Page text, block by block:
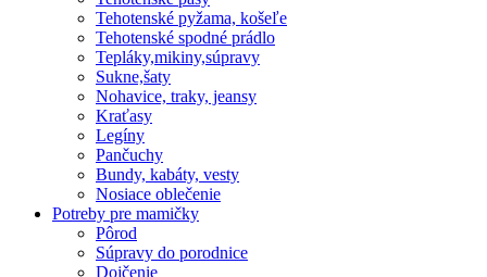
Tehotenské pyžama, košeľe
Tehotenské spodné prádlo
Tepláky,mikiny,súpravy
Sukne,šaty
Nohavice, traky, jeansy
Kraťasy
Legíny
Pančuchy
Bundy, kabáty, vesty
Nosiace oblečenie
Potreby pre mamičky
Pôrod
Súpravy do porodnice
Dojčenie